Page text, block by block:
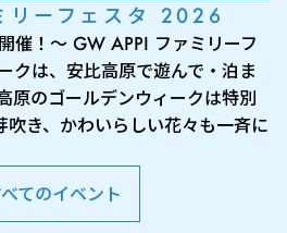
ーフェスタ 2026
催！～ GW APPI ファミリーフ
クは、安比高原で遊んで・泊ま
原のゴールデンウィークは特別
吹き、かわいらしい花々も一斉に
てのイベント